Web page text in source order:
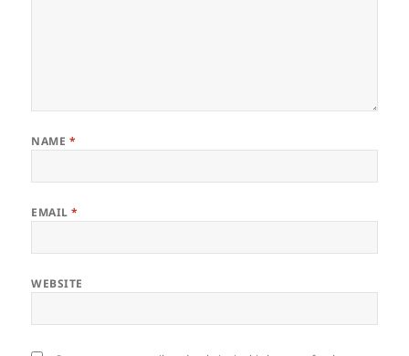
NAME *
EMAIL*
WEBSITE